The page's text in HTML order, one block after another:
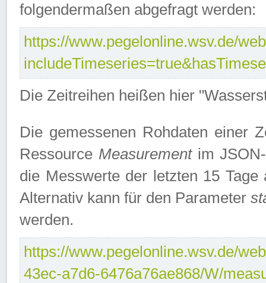
folgendermaßen abgefragt werden:
https://www.pegelonline.wsv.de/
Die Zeitreihen heißen hier
Die gemessenen Rohdaten einer
Ressource Measurementim JSON-
die Messwerte der letzten 15
Alternativ kann für den Parameter
werden.
https://www.pegelonline.wsv.de/
43ec-a7d6-6476a76ae868/W/